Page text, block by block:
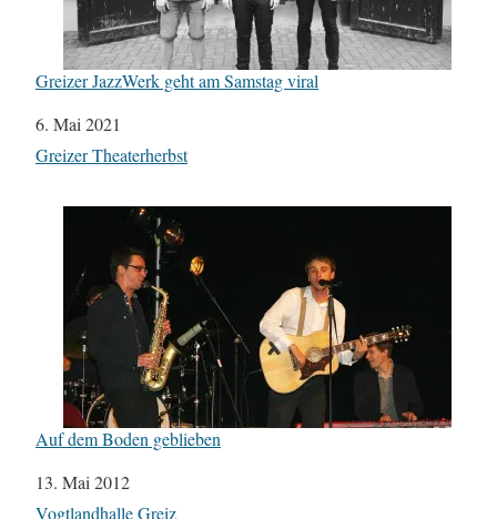
Greizer JazzWerk geht am Samstag viral
Datum
6. Mai 2021
In Bezug auf
Greizer Theaterherbst
Auf dem Boden geblieben
Datum
13. Mai 2012
In Bezug auf
Vogtlandhalle Greiz